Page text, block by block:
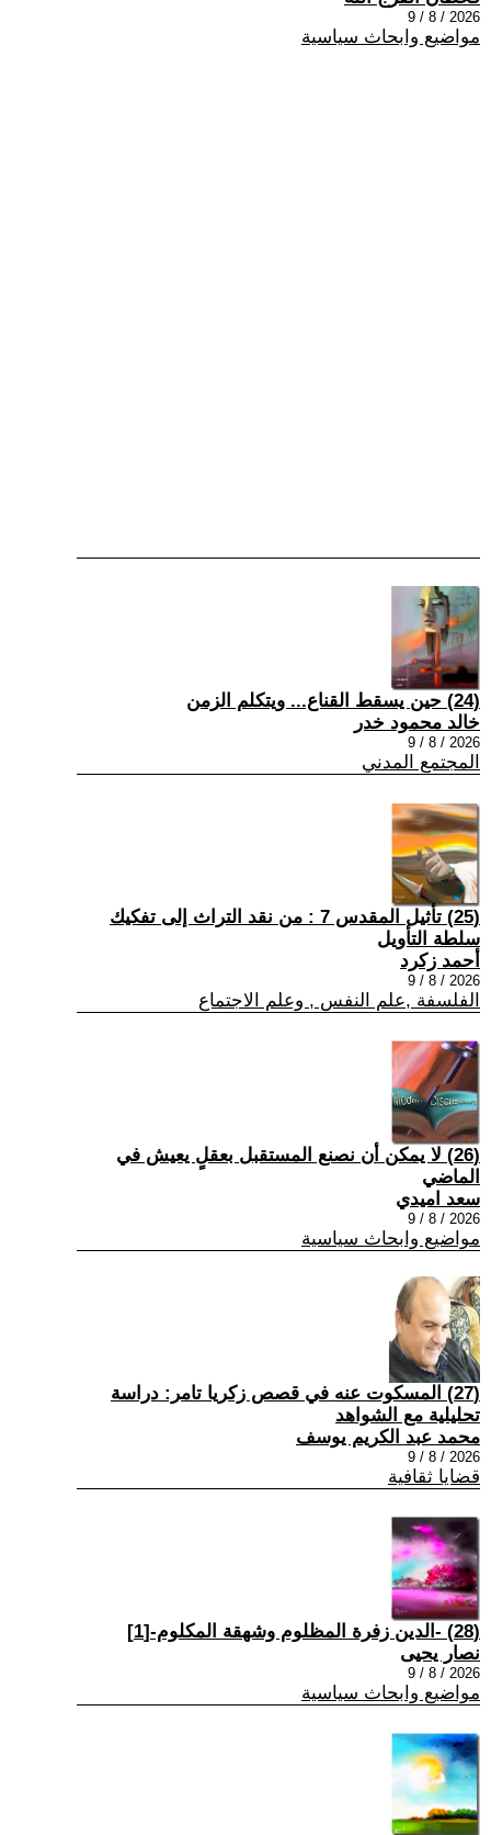
2026 / 8 / 9
مواضيع وابحاث سياسية
(24) حين يسقط القناع... ويتكلم الزمن
خالد محمود خدر
2026 / 8 / 9
المجتمع المدني
(25) تأثيل المقدس 7 : من نقد التراث إلى تفكيك
سلطة التأويل
أحمد زكرد
2026 / 8 / 9
الفلسفة ,علم النفس , وعلم الاجتماع
(26) لا يمكن أن نصنع المستقبل بعقلٍ يعيش في
الماضي
سعد اميدي
2026 / 8 / 9
مواضيع وابحاث سياسية
(27) المسكوت عنه في قصص زكريا تامر: دراسة
تحليلية مع الشواهد
محمد عبد الكريم يوسف
2026 / 8 / 9
قضايا ثقافية
(28) -الدين زفرة المظلوم وشهقة المكلوم-[1]
نصار يحيى
2026 / 8 / 9
مواضيع وابحاث سياسية